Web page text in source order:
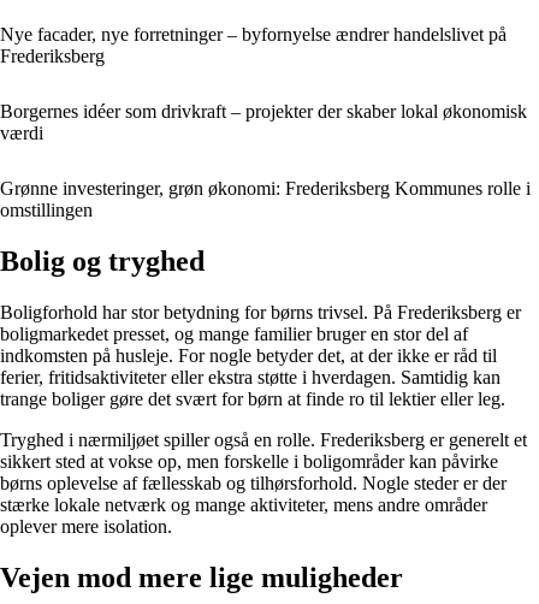
Nye facader, nye forretninger – byfornyelse ændrer handelslivet på
Frederiksberg
Borgernes idéer som drivkraft – projekter der skaber lokal økonomisk
værdi
Grønne investeringer, grøn økonomi: Frederiksberg Kommunes rolle i
omstillingen
Bolig og tryghed
Boligforhold har stor betydning for børns trivsel. På Frederiksberg er
boligmarkedet presset, og mange familier bruger en stor del af
indkomsten på husleje. For nogle betyder det, at der ikke er råd til
ferier, fritidsaktiviteter eller ekstra støtte i hverdagen. Samtidig kan
trange boliger gøre det svært for børn at finde ro til lektier eller leg.
Tryghed i nærmiljøet spiller også en rolle. Frederiksberg er generelt et
sikkert sted at vokse op, men forskelle i boligområder kan påvirke
børns oplevelse af fællesskab og tilhørsforhold. Nogle steder er der
stærke lokale netværk og mange aktiviteter, mens andre områder
oplever mere isolation.
Vejen mod mere lige muligheder